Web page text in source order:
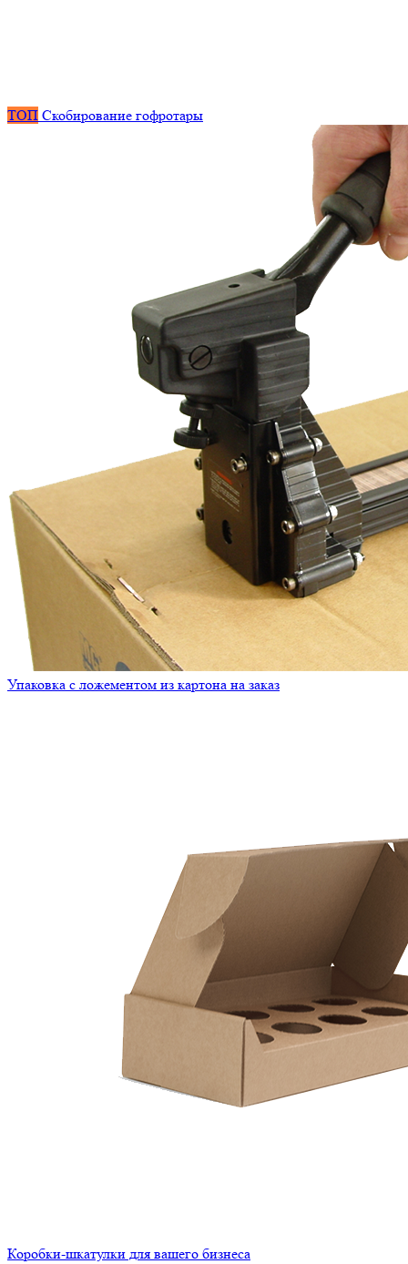
ТОП Скобирование гофротары
Упаковка с ложементом из картона на заказ
Коробки-шкатулки для вашего бизнеса